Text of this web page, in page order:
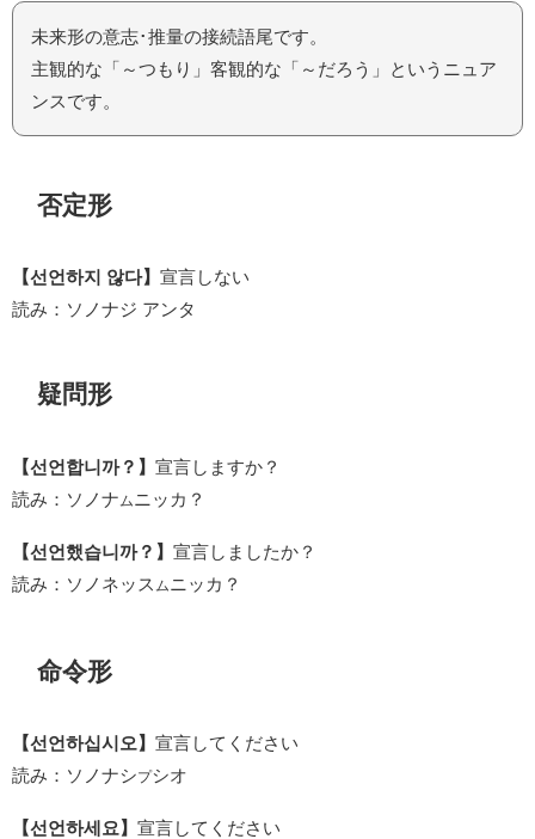
未来形の意志･推量の接続語尾です。
主観的な「～つもり」客観的な「～だろう」というニュア
ンスです。
否定形
【선언하지 않다】 宣言しない
読み：ソノナジ アンタ
疑問形
【선언합니까？】 宣言しますか？
読み：ソノナ ム ニッカ？
【선언했습니까？】 宣言しましたか？
読み：ソノネッス ム ニッカ？
命令形
【선언하십시오】 宣言してください
読み：ソノナシプシオ
【선언하세요】 宣言してください